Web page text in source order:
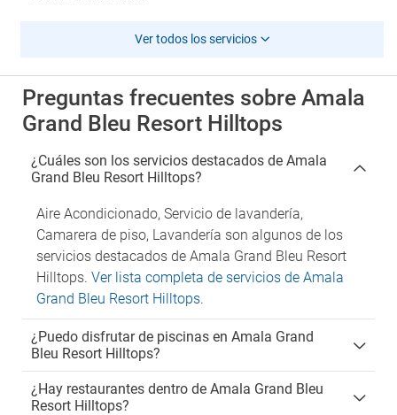
Ver todos los servicios
Preguntas frecuentes sobre Amala
Grand Bleu Resort Hilltops
¿Cuáles son los servicios destacados de Amala
Grand Bleu Resort Hilltops?
Aire Acondicionado, Servicio de lavandería,
Camarera de piso, Lavandería son algunos de los
servicios destacados de Amala Grand Bleu Resort
Hilltops. Ver lista completa de servicios de Amala
Grand Bleu Resort Hilltops.
¿Puedo disfrutar de piscinas en Amala Grand
Bleu Resort Hilltops?
¿Hay restaurantes dentro de Amala Grand Bleu
Resort Hilltops?